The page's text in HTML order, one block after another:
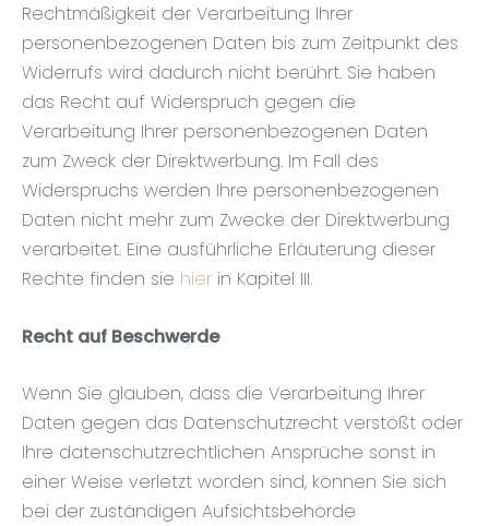
Rechtmäßigkeit der Verarbeitung Ihrer
personenbezogenen Daten bis zum Zeitpunkt des
Widerrufs wird dadurch nicht berührt. Sie haben
das Recht auf Widerspruch gegen die
Verarbeitung Ihrer personenbezogenen Daten
zum Zweck der Direktwerbung. Im Fall des
Widerspruchs werden Ihre personenbezogenen
Daten nicht mehr zum Zwecke der Direktwerbung
verarbeitet. Eine ausführliche Erläuterung dieser
Rechte finden sie hier in Kapitel III.
Recht auf Beschwerde
Wenn Sie glauben, dass die Verarbeitung Ihrer
Daten gegen das Datenschutzrecht verstößt oder
Ihre datenschutzrechtlichen Ansprüche sonst in
einer Weise verletzt worden sind, können Sie sich
bei der zuständigen Aufsichtsbehörde